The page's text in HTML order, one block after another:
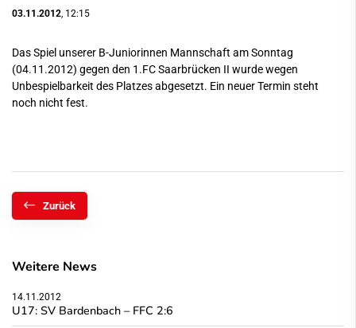
03.11.2012 , 12:15
Das Spiel unserer B-Juniorinnen Mannschaft am Sonntag
(04.11.2012) gegen den 1.FC Saarbrücken II wurde wegen
Unbespielbarkeit des Platzes abgesetzt. Ein neuer Termin steht
noch nicht fest.
Zurück
Weitere News
14.11.2012
U17: SV Bardenbach – FFC 2:6